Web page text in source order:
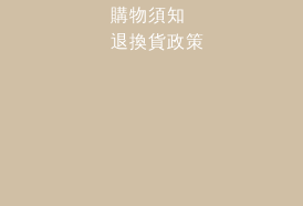
購物須知
退換貨政策